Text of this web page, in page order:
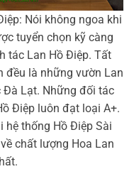
Nói không ngoa khi
tuyển chọn kỹ càng
tác Lan Hồ Điệp. Tất
đều là những vườn Lan
Đà Lạt. Những đối tác
Điệp luôn đạt loại A+.
hệ thống Hồ Điệp Sài
chất lượng Hoa Lan